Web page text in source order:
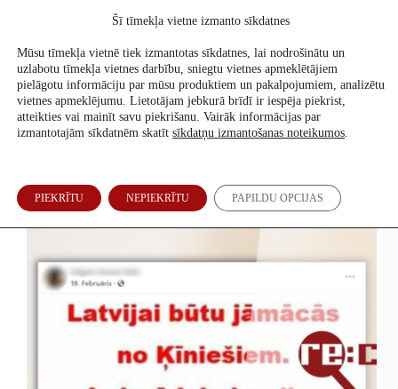
Atbalsti mūs
2024. g. 21. decembris
Nāvessods par kukuļņemšanu Ķīnā ir ļoti reti
Šī tīmekļa vietne izmanto sīkdatnes
Mūsu tīmekļa vietnē tiek izmantotas sīkdatnes, lai nodrošinātu un
uzlabotu tīmekļa vietnes darbību, sniegtu vietnes apmeklētājiem
pielāgotu informāciju par mūsu produktiem un pakalpojumiem, analizētu
vietnes apmeklējumu. Lietotājam jebkurā brīdī ir iespēja piekrist,
atteikties vai mainīt savu piekrišanu. Vairāk informācijas par
izmantotajām sīkdatnēm skatīt sīkdatņu izmantošanas noteikumos.
PIEKRĪTU NEPIEKRĪTU PAPILDU OPCIJAS